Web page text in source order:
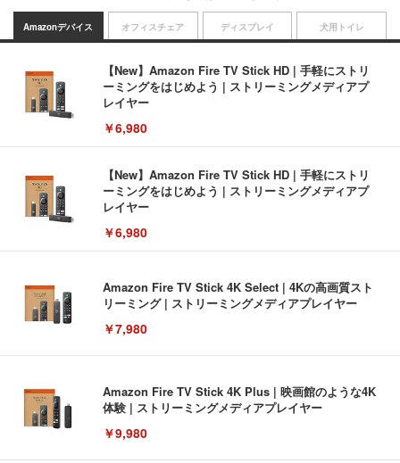
Amazonデバイス
【New】Amazon Fire TV Stick HD | 手軽にストリ
ーミングをはじめよう | ストリーミングメディアプ
レイヤー
￥6,980
【New】Amazon Fire TV Stick HD | 手軽にストリ
ーミングをはじめよう | ストリーミングメディアプ
レイヤー
￥6,980
Amazon Fire TV Stick 4K Select | 4Kの高画質スト
リーミング | ストリーミングメディアプレイヤー
￥7,980
Amazon Fire TV Stick 4K Plus | 映画館のような4K
体験 | ストリーミングメディアプレイヤー
￥9,980
オフィスチェア ディスプレイ 犬用トイレ